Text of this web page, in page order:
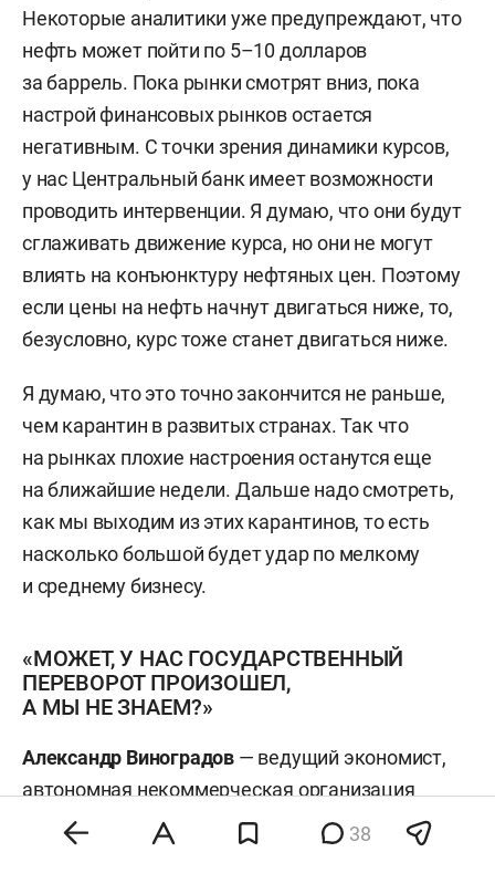
Некоторые аналитики уже предупреждают, что
нефть может пойти по 5–10 долларов
за баррель. Пока рынки смотрят вниз, пока
настрой финансовых рынков остается
негативным. С точки зрения динамики курсов,
у нас Центральный банк имеет возможности
проводить интервенции. Я думаю, что они будут
сглаживать движение курса, но они не могут
влиять на конъюнктуру нефтяных цен. Поэтому
если цены на нефть начнут двигаться ниже, то,
безусловно, курс тоже станет двигаться ниже.
Я думаю, что это точно закончится не раньше,
чем карантин в развитых странах. Так что
на рынках плохие настроения останутся еще
на ближайшие недели. Дальше надо смотреть,
как мы выходим из этих карантинов, то есть
насколько большой будет удар по мелкому
и среднему бизнесу.
«МОЖЕТ, У НАС ГОСУДАРСТВЕННЫЙ
ПЕРЕВОРОТ ПРОИЗОШЕЛ,
А МЫ НЕ ЗНАЕМ?»
Александр Виноградов — ведущий экономист,
автономная некоммерческая организация
«Научно-исследовательский центр Олега
38